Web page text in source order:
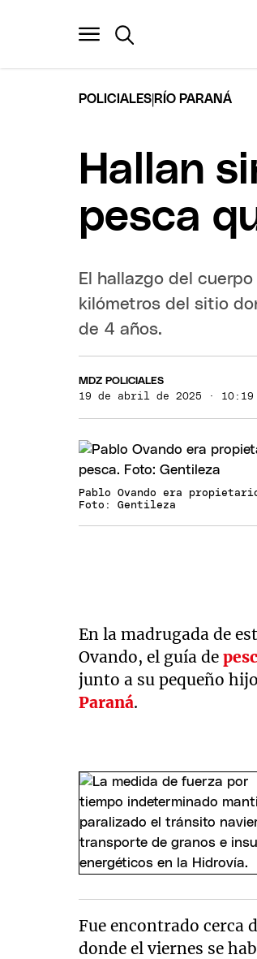
POLICIALES RÍO PARANÁ
Hallan
pesca
El hallazgo del
kilómetros del sitio
de 4 años.
MDZ POLICIALES
19 de abril de 2025 · 10:19
Pablo Ovando era
Foto: Gentileza
En la madrugada de
Ovando, el guía de
junto a su pequeño
Paraná.
Fue encontrado cerca
donde el viernes se